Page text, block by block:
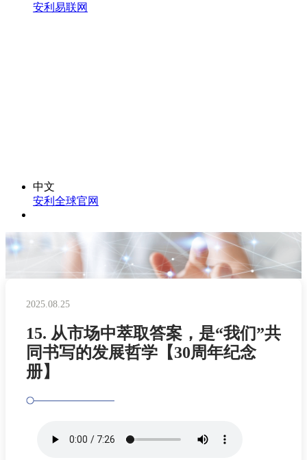
安利易联网
中文
安利全球官网
2025.08.25
15. 从市场中萃取答案，是“我们”共
同书写的发展哲学【30周年纪念
册】